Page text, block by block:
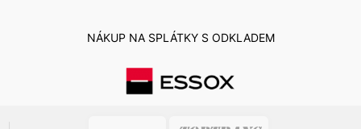
NÁKUP NA SPLÁTKY S ODKLADEM